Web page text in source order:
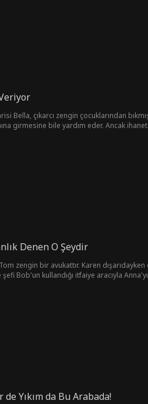
Bella, çıkarcı zengin çocuklarından
girmesine bile yardım eder. Ancak
Denen O Şeydir
Tom zengin bir avukattır. Karen
Bob'un kullandığı itfaiye aracıyla
de Yıkım da Bu Arabada!